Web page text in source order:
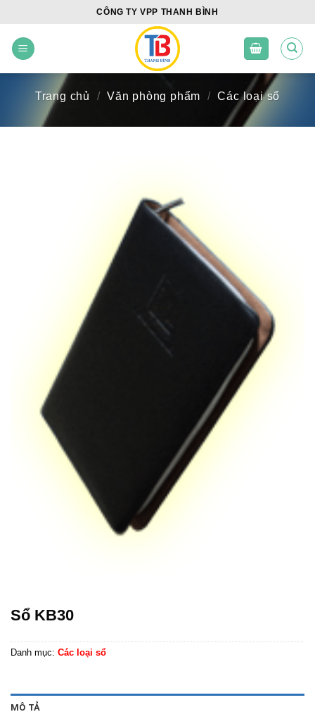
content
CÔNG TY VPP THANH BÌNH
Trang chủ / Văn phòng phẩm / Các loại sổ
Sổ KB30
Danh mục: Các loại sổ
MÔ TẢ